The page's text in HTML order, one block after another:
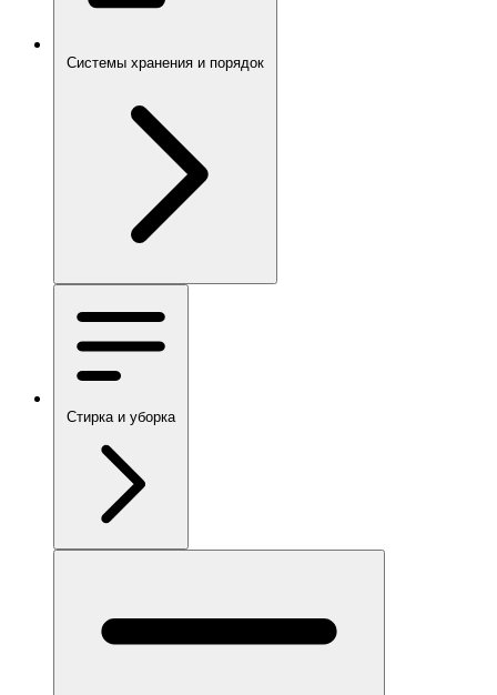
Системы хранения и порядок
Стирка и уборка